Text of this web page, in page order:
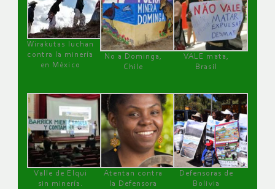
Wirakutas luchan
contra la minería
en México
No a Dominga,
Chile
VALE mata,
Brasil
Valle de Elqui
sin minería.
Atentan contra
la Defensora
Defensoras de
Bolivia